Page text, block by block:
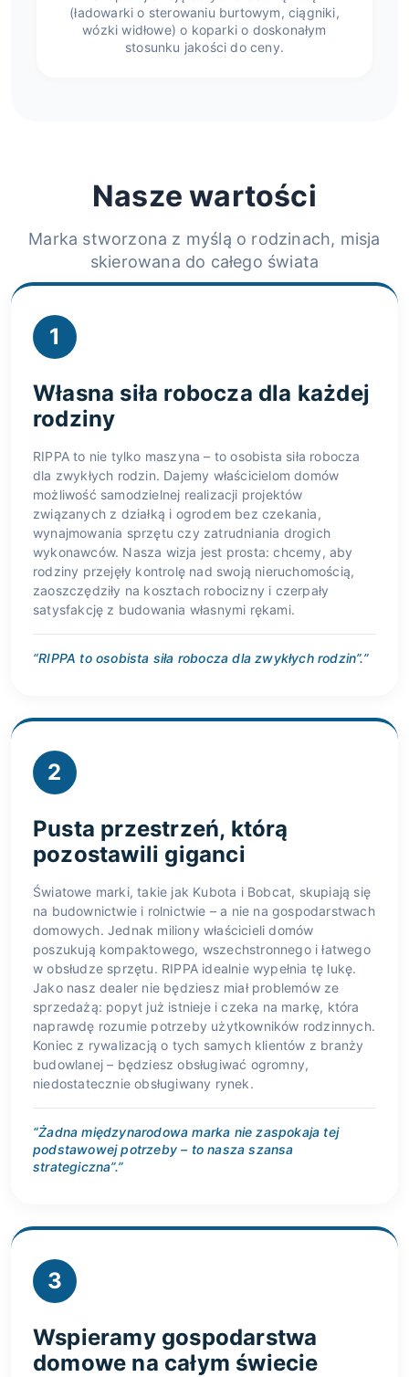
(ładowarki o sterowaniu burtowym, ciągniki,
wózki widłowe) o koparki o doskonałym
stosunku jakości do ceny.
Nasze wartości
Marka stworzona z myślą o rodzinach, misja
skierowana do całego świata
1
Własna siła robocza dla każdej
rodziny
RIPPA to nie tylko maszyna – to osobista siła robocza
dla zwykłych rodzin. Dajemy właścicielom domów
możliwość samodzielnej realizacji projektów
związanych z działką i ogrodem bez czekania,
wynajmowania sprzętu czy zatrudniania drogich
wykonawców. Nasza wizja jest prosta: chcemy, aby
rodziny przejęły kontrolę nad swoją nieruchomością,
zaoszczędziły na kosztach robocizny i czerpały
satysfakcję z budowania własnymi rękami.
“RIPPA to osobista siła robocza dla zwykłych rodzin”.”
2
Pusta przestrzeń, którą
pozostawili giganci
Światowe marki, takie jak Kubota i Bobcat, skupiają się
na budownictwie i rolnictwie – a nie na gospodarstwach
domowych. Jednak miliony właścicieli domów
poszukują kompaktowego, wszechstronnego i łatwego
w obsłudze sprzętu. RIPPA idealnie wypełnia tę lukę.
Jako nasz dealer nie będziesz miał problemów ze
sprzedażą: popyt już istnieje i czeka na markę, która
naprawdę rozumie potrzeby użytkowników rodzinnych.
Koniec z rywalizacją o tych samych klientów z branży
budowlanej – będziesz obsługiwać ogromny,
niedostatecznie obsługiwany rynek.
“Żadna międzynarodowa marka nie zaspokaja tej
podstawowej potrzeby – to nasza szansa
strategiczna”.”
3
Wspieramy gospodarstwa
domowe na całym świecie